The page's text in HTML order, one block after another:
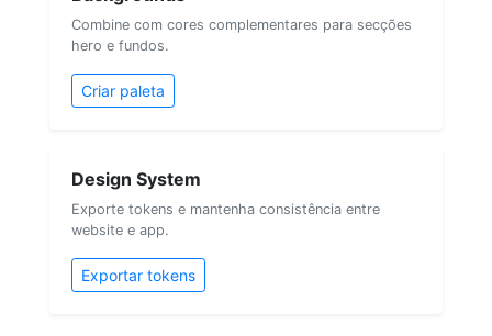
Combine com cores complementares para secções
hero e fundos.
Criar paleta
Design System
Exporte tokens e mantenha consistência entre
website e app.
Exportar tokens